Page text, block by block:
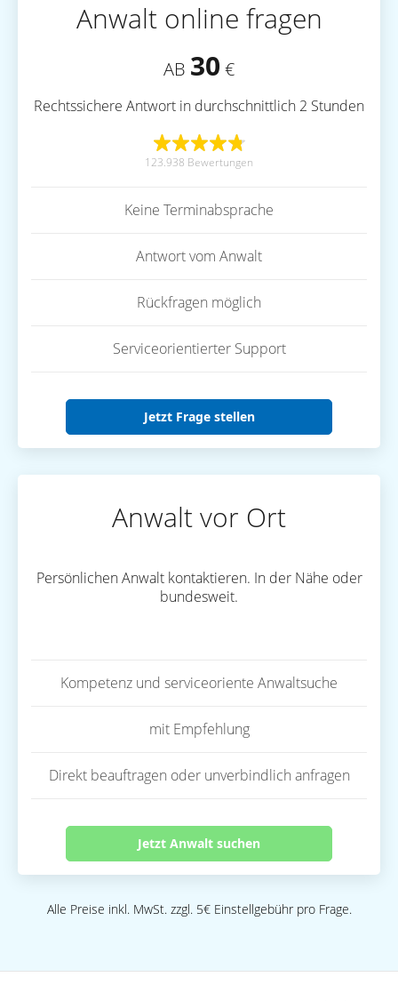
Anwalt online fragen
AB 30 €
Rechtssichere Antwort in durchschnittlich 2 Stunden
123.938 Bewertungen
Keine Terminabsprache
Antwort vom Anwalt
Rückfragen möglich
Serviceorientierter Support
Jetzt Frage stellen
Anwalt vor Ort
Persönlichen Anwalt kontaktieren. In der Nähe oder
bundesweit.
Kompetenz und serviceoriente Anwaltsuche
mit Empfehlung
Direkt beauftragen oder unverbindlich anfragen
Jetzt Anwalt suchen
Alle Preise inkl. MwSt. zzgl. 5€ Einstellgebühr pro Frage.